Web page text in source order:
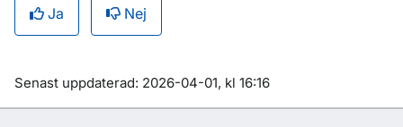
Ja Nej
Om sidan
Senast uppdaterad: 2026-04-01, kl 16:16